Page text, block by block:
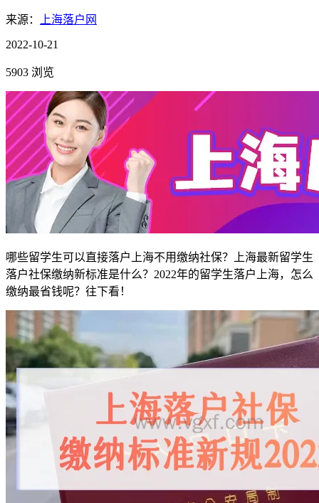
来源： 上海落户网
2022-10-21
5903 浏览
哪些留学生可以直接落户上海不用缴纳社保？上海最新留学生
落户社保缴纳新标准是什么？2022年的留学生落户上海，怎么
缴纳最省钱呢？往下看！